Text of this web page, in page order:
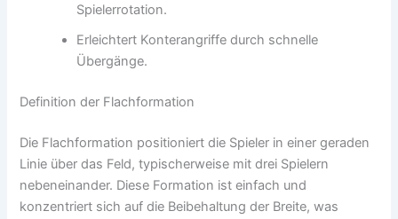
Spielerrotation.
Erleichtert Konterangriffe durch schnelle
Übergänge.
Definition der Flachformation
Die Flachformation positioniert die Spieler in einer geraden
Linie über das Feld, typischerweise mit drei Spielern
nebeneinander. Diese Formation ist einfach und
konzentriert sich auf die Beibehaltung der Breite, was